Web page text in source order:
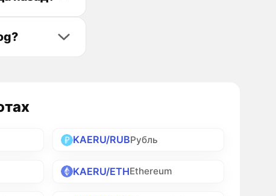
KAERU/RUBРубль
KAERU/ETHEthereum